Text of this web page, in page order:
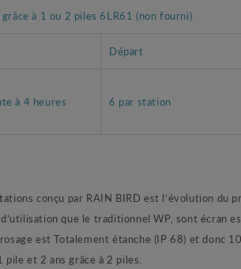
à 1 ou 2 piles 6LR61 (non fourni)
Départ
à 4 heures 6 par station
conçu par RAIN BIRD est l’évolution du
que le traditionnel WP, sont écran
est Totalement étanche (IP 68) et donc
et 2 ans grâce à 2 piles.